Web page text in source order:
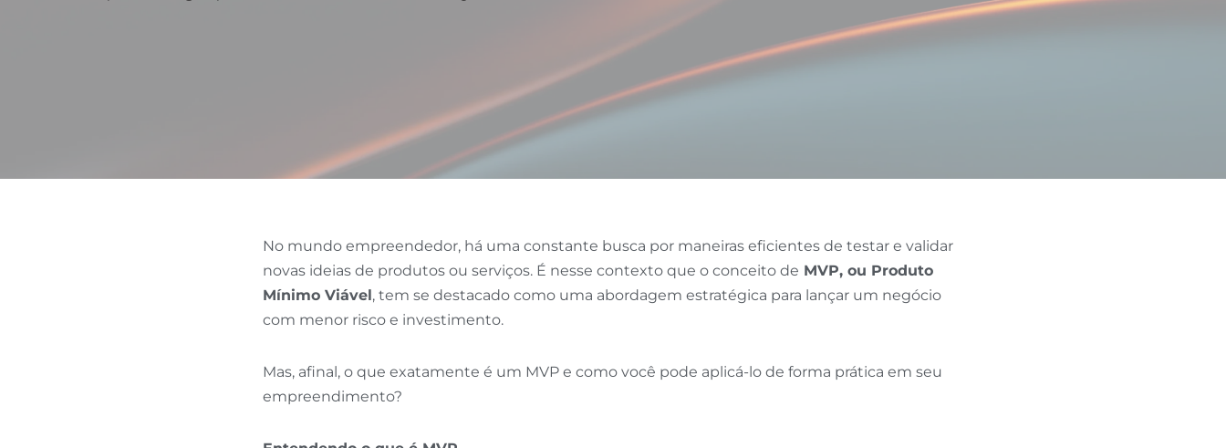
No mundo empreendedor, há uma constante busca por maneiras eficientes de testar e validar
novas ideias de produtos ou serviços. É nesse contexto que o conceito de MVP, ou Produto
Mínimo Viável, tem se destacado como uma abordagem estratégica para lançar um negócio
com menor risco e investimento.
Mas, afinal, o que exatamente é um MVP e como você pode aplicá-lo de forma prática em seu
empreendimento?